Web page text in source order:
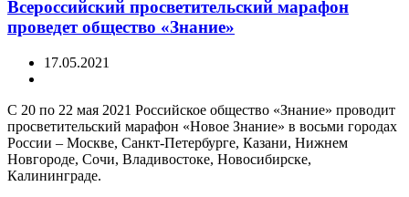
Всероссийский просветительский марафон
проведет общество «Знание»
17.05.2021
С 20 по 22 мая 2021 Российское общество «Знание» проводит
просветительский марафон «Новое Знание» в восьми городах
России – Москве, Санкт-Петербурге, Казани, Нижнем
Новгороде, Сочи, Владивостоке, Новосибирске,
Калининграде.